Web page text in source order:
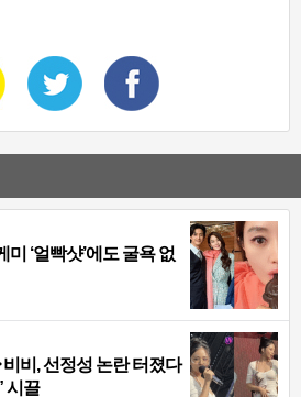
‘얼빡샷’에도 굴욕 없
비, 선정성 논란 터졌다
시끌